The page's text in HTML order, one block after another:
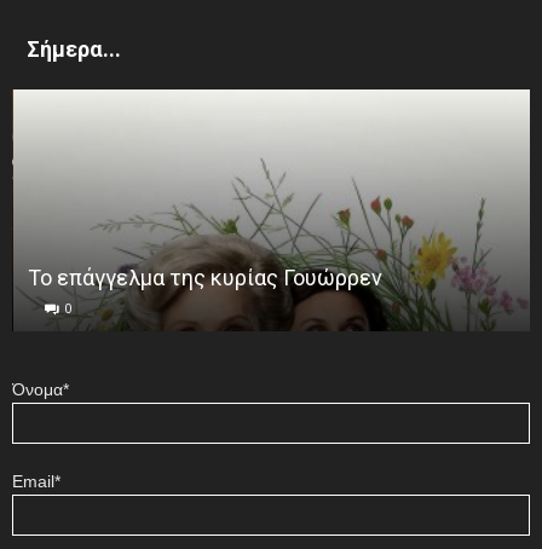
Σήμερα...
Το επάγγελμα της κυρίας Γουώρρεν
0
Όνομα*
Email*